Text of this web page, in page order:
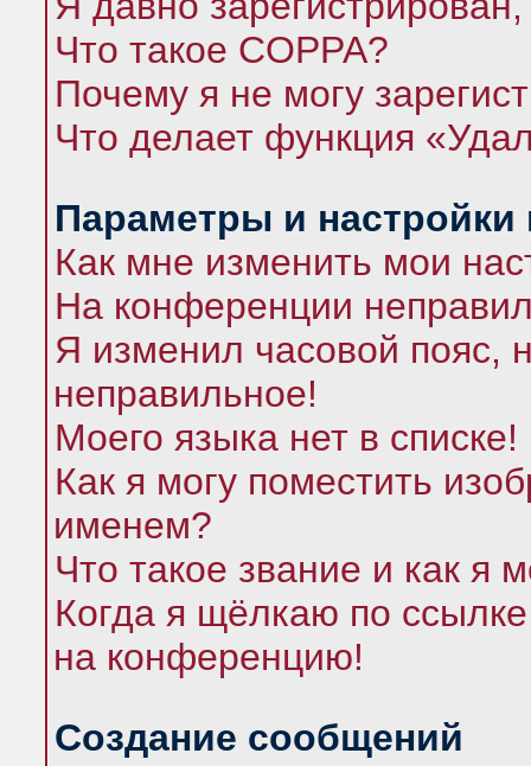
Что такое COPPA?
Почему я не могу
Что делает функция
Параметры и настройки
Как мне изменить мои
На конференции
Я изменил часовой пояс,
неправильное!
Моего языка нет в списке!
Как я могу поместить
именем?
Что такое звание и как я
Когда я щёлкаю по
на конференцию!
Создание сообщений